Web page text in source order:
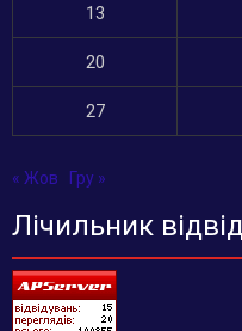
13
20
27
« Жов Гру »
Лічильник